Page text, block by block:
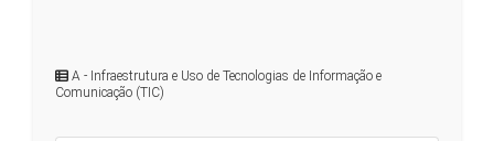
A - Infraestrutura e Uso de Tecnologias de Informação e
Comunicação (TIC)